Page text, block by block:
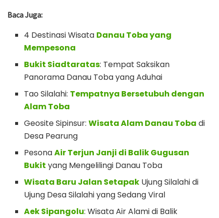
Baca Juga:
4 Destinasi Wisata Danau Toba yang
Mempesona
Bukit Siadtaratas: Tempat Saksikan
Panorama Danau Toba yang Aduhai
Tao Silalahi: Tempatnya Bersetubuh dengan
Alam Toba
Geosite Sipinsur:Wisata Alam Danau Toba di
Desa Pearung
PesonaAir Terjun Janji di Balik Gugusan
Bukit yang Mengelilingi Danau Toba
Wisata Baru Jalan Setapak Ujung Silalahi di
Ujung Desa Silalahi yang Sedang Viral
Aek Sipangolu: Wisata Air Alami di Balik